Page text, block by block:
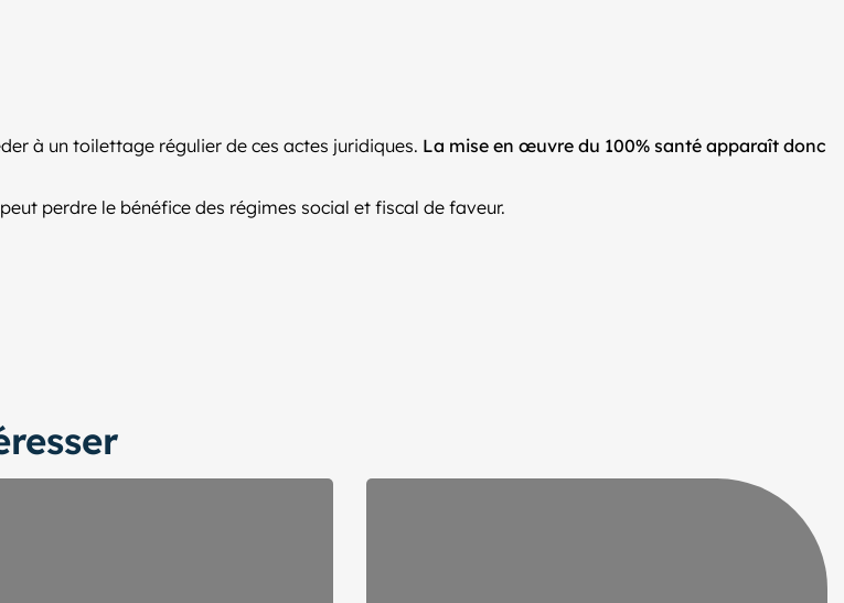
à un toilettage régulier de ces actes juridiques. La mise en œuvre du 100% santé apparaît donc
perdre le bénéfice des régimes social et fiscal de faveur.